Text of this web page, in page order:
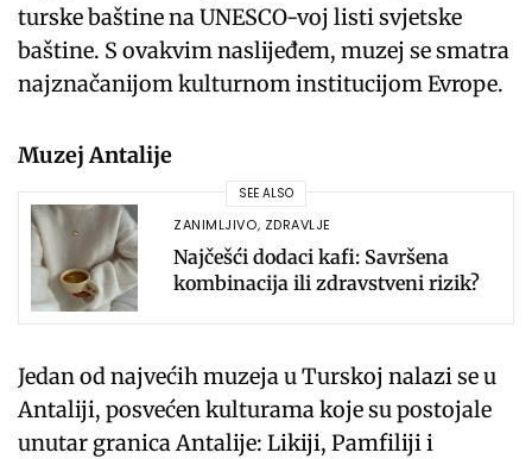
turske baštine na UNESCO-voj listi svjetske
baštine. S ovakvim naslijeđem, muzej se smatra
najznačanijom kulturnom institucijom Evrope.
Muzej Antalije
SEE ALSO
ZANIMLJIVO, ZDRAVLJE
Najčešći dodaci kafi: Savršena
kombinacija ili zdravstveni rizik?
Jedan od najvećih muzeja u Turskoj nalazi se u
Antaliji, posvećen kulturama koje su postojale
unutar granica Antalije: Likiji, Pamfiliji i